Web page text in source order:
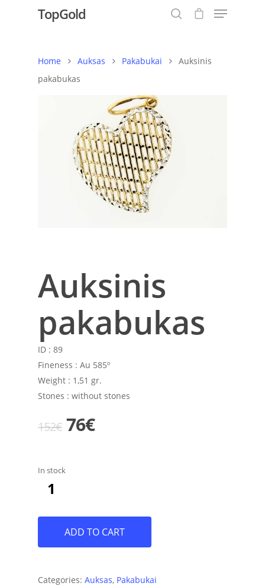
Hit enter to search or ESC to close
TopGold
Home Auksas Pakabukai
Auksinis
pakabukas
Auksinis
pakabukas
ID : 89
Fineness : Au 585º
Weight : 1,51 gr.
Stones : without stones
152€ Original
76€Current
In stock
ADD TO CART
Categories: Auksas, Pakabukai